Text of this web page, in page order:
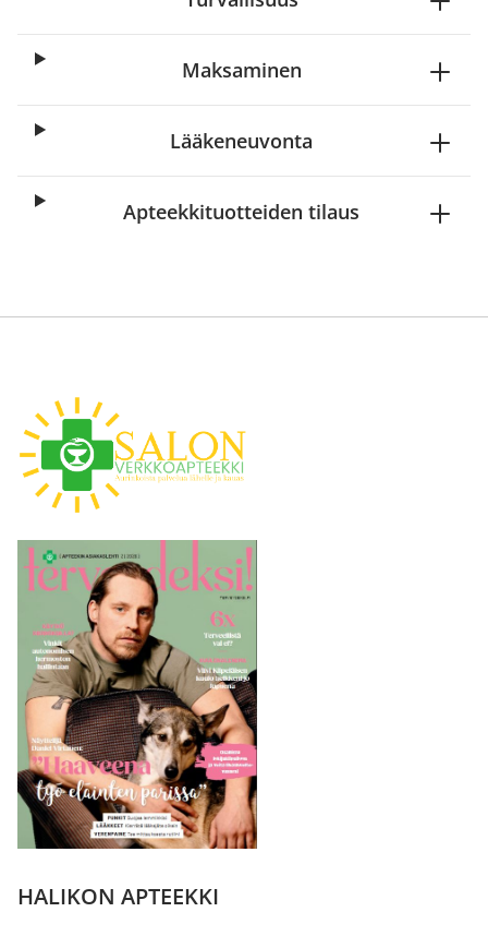
Maksaminen
Lääkeneuvonta
Apteekkituotteiden tilaus
HALIKON APTEEKKI